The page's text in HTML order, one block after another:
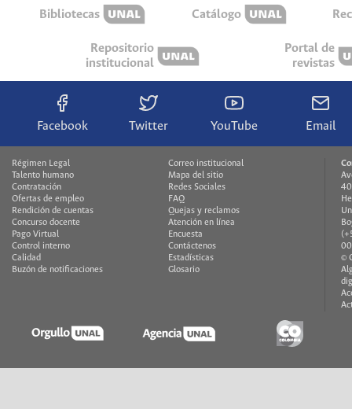
Bibliotecas Catálogo
Repositorio
institucional
Portal de
revistas
Facebook Twitter YouTube Email
Régimen Legal
Talento humano
Contratación
Ofertas de empleo
Rendición de cuentas
Concurso docente
Pago Virtual
Control interno
Calidad
Buzón de notificaciones
Correo institucional
Mapa del sitio
Redes Sociales
FAQ
Quejas y reclamos
Atención en línea
Encuesta
Contáctenos
Estadísticas
Glosario
©